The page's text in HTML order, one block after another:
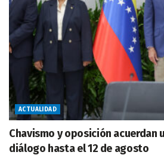
ACTUALIDAD
Chavismo y oposición acuerdan
diálogo hasta el 12 de agosto